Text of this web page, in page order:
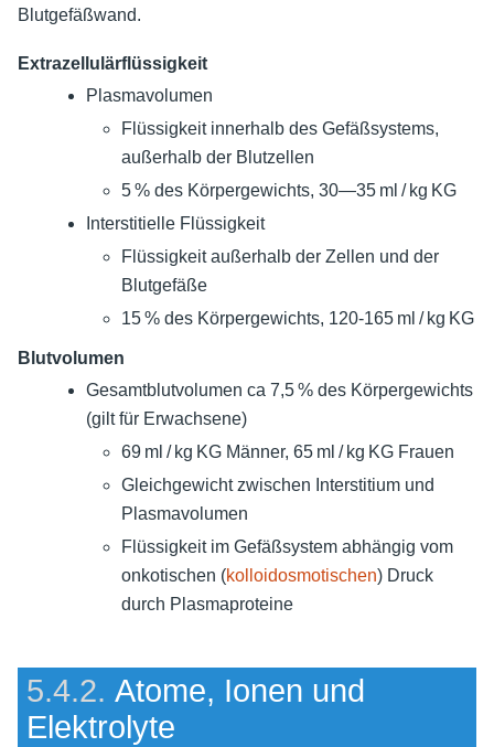
Blutgefäßwand.
Extrazellulärflüssigkeit
Plasmavolumen
Flüssigkeit innerhalb des Gefäßsystems,
außerhalb der Blutzellen
5 % des Körpergewichts, 30—35 ml / kg KG
Interstitielle Flüssigkeit
Flüssigkeit außerhalb der Zellen und der
Blutgefäße
15 % des Körpergewichts, 120-165 ml / kg KG
Blutvolumen
Gesamtblutvolumen ca 7,5 % des Körpergewichts
(gilt für Erwachsene)
69 ml / kg KG Männer, 65 ml / kg KG Frauen
Gleichgewicht zwischen Interstitium und
Plasmavolumen
Flüssigkeit im Gefäßsystem abhängig vom
onkotischen (kolloidosmotischen) Druck
durch Plasmaproteine
5.4.2. Atome, Ionen und
Elektrolyte